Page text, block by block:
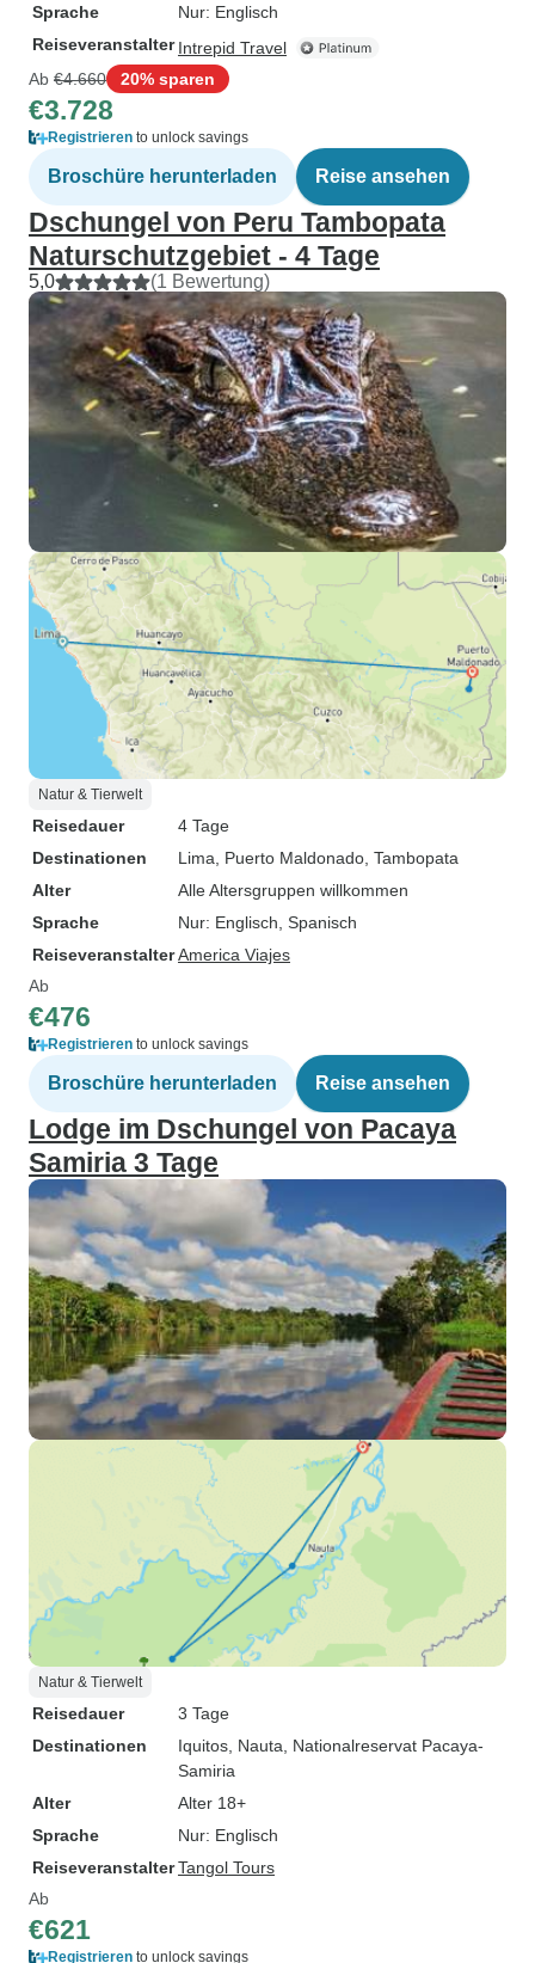
Sprache
Nur: Englisch
Reiseveranstalter Intrepid Travel
Ab €4.660 20% sparen
€3.728
Registrieren to unlock savings
Broschüre herunterladen Reise ansehen
Dschungel von Peru Tambopata
Naturschutzgebiet - 4 Tage
5,0 (1 Bewertung)
Natur & Tierwelt
Reisedauer
4 Tage
Destinationen
Lima , Puerto Maldonado , Tambopata
Alter
Alle Altersgruppen willkommen
Sprache
Nur: Englisch, Spanisch
ReiseveranstalterAmerica Viajes
Ab
€476
Registrieren to unlock savings
Broschüre herunterladen Reise ansehen
Lodge im Dschungel von Pacaya
Samiria 3 Tage
Natur & Tierwelt
Reisedauer
3 Tage
Destinationen
Iquitos , Nauta , Nationalreservat Pacaya-
Samiria
Alter
Alter 18+
Sprache
Nur: Englisch
ReiseveranstalterTangol Tours
Ab
€621
Registrieren to unlock savings